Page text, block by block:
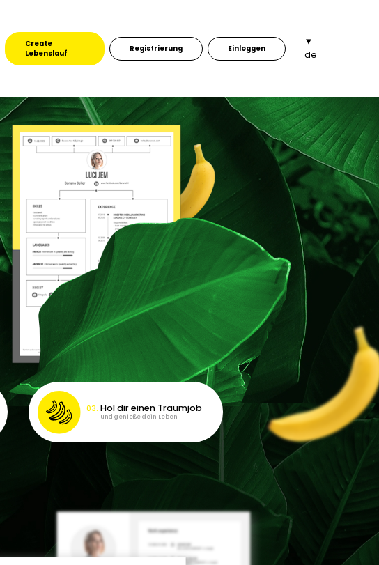
Create
Lebenslauf
Registrierung Einloggen
de
Hol dir einen Traumjob
und genieße dein Leben